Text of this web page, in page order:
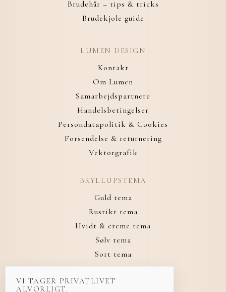
Brudehår – tips & tricks
Brudekjole guide
LUMEN DESIGN
Kontakt
Om Lumen
Samarbejdspartnere
Handelsbetingelser
Persondatapolitik & Cookies
Forsendelse & returnering
Vektorgrafik
BRYLLUPSTEMA
Guld tema
Rustikt tema
Hvidt & creme tema
Sølv tema
Sort tema
VI TAGER PRIVATLIVET
ALVORLIGT.